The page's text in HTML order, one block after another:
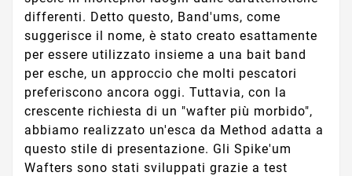
differenti. Detto questo, Band'ums, come
suggerisce il nome, è stato creato esattamente
per essere utilizzato insieme a una bait band
per esche, un approccio che molti pescatori
preferiscono ancora oggi. Tuttavia, con la
crescente richiesta di un "wafter più morbido",
abbiamo realizzato un'esca da Method adatta a
questo stile di presentazione. Gli Spike'um
Wafters sono stati sviluppati grazie a test